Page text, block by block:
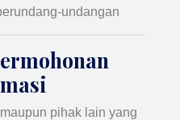
undangan
pihak lain yang